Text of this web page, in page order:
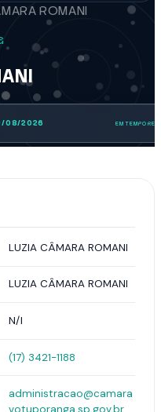
ROMANI
08/2026
LUZIA CÂMARA ROMANI
LUZIA CÂMARA ROMANI
N/I
(17) 3421-1188
administracao@camara